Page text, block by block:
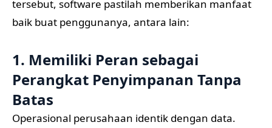
tersebut, software pastilah memberikan manfaat
baik buat penggunanya, antara lain:
1. Memiliki Peran sebagai
Perangkat Penyimpanan Tanpa
Batas
Operasional perusahaan identik dengan data.